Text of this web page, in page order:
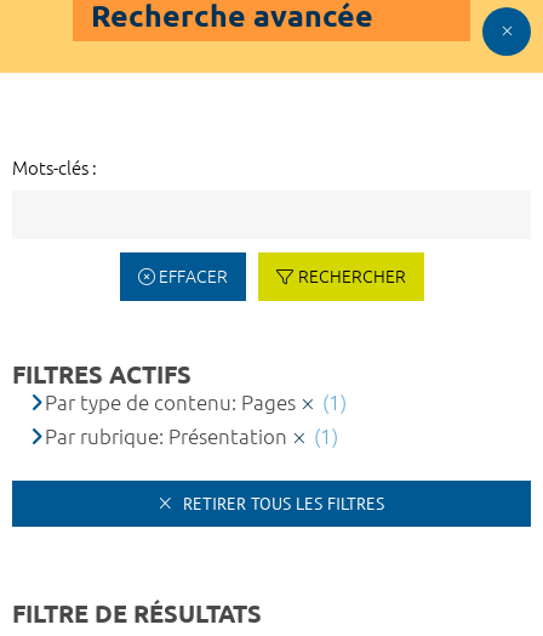
Recherche avancée
Mots-clés :
EFFACER RECHERCHER
FILTRES ACTIFS
Par type de contenu: Pages
(1)
Par rubrique: Présentation
(1)
RETIRER TOUS LES FILTRES
FILTRE DE RÉSULTATS